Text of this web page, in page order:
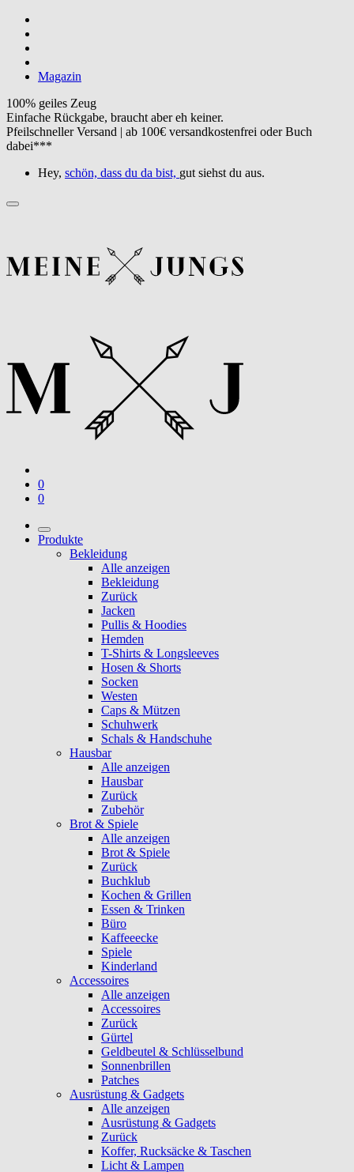
Magazin
100% geiles Zeug
Einfache Rückgabe, braucht aber eh keiner.
Pfeilschneller Versand | ab 100€ versandkostenfrei oder Buch
dabei***
Hey, schön, dass du da bist, gut siehst du aus.
0
0
Produkte
Bekleidung
Alle anzeigen
Bekleidung
Zurück
Jacken
Pullis & Hoodies
Hemden
T-Shirts & Longsleeves
Hosen & Shorts
Socken
Westen
Caps & Mützen
Schuhwerk
Schals & Handschuhe
Hausbar
Alle anzeigen
Hausbar
Zurück
Zubehör
Brot & Spiele
Alle anzeigen
Brot & Spiele
Zurück
Buchklub
Kochen & Grillen
Essen & Trinken
Büro
Kaffeeecke
Spiele
Kinderland
Accessoires
Alle anzeigen
Accessoires
Zurück
Gürtel
Geldbeutel & Schlüsselbund
Sonnenbrillen
Patches
Ausrüstung & Gadgets
Alle anzeigen
Ausrüstung & Gadgets
Zurück
Koffer, Rucksäcke & Taschen
Licht & Lampen